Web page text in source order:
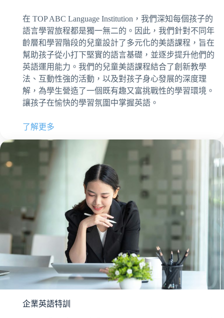
在 TOP ABC Language Institution，我們深知每個孩子的
語言學習旅程都是獨一無二的。因此，我們針對不同年
齡層和學習階段的兒童設計了多元化的美語課程，旨在
幫助孩子從小打下堅實的語言基礎，並逐步提升他們的
英語運用能力。我們的兒童美語課程結合了創新教學
法、互動性強的活動，以及對孩子身心發展的深度理
解，為學生營造了一個既有趣又富挑戰性的學習環境。
讓孩子在愉快的學習氛圍中掌握英語。
了解更多
企業英語特訓